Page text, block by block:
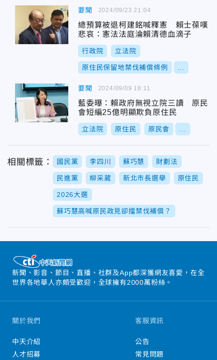
要聞
總預算被退柯建銘喊釋憲 賴士葆嘆
悲哀：憲法法庭淪賴清德血滴子
行政院 立法院
原住民保留地禁伐補償條例
2024/09/23 21:04
要聞
藍委曝：賴政府無視立院三讀 原民
會短編25億明顯欺負原住民
立法院 原住民 原民會
2024/09/09 18:11
相關標籤： 國民黨 李四川 蘇巧慧 財劃法
民進黨 柳采葳 新北市長選舉 原住民
2026大選
蘇巧慧高喊原民政見卻擋禁伐補償？
新聞、影音、節目、直播、社群及App都深獲網友喜愛，在全
世界各地華人亦頗受歡迎，全球擁有2000萬粉絲。
關於我們
中天介紹
人才招募
客服資訊
公告
常見問題